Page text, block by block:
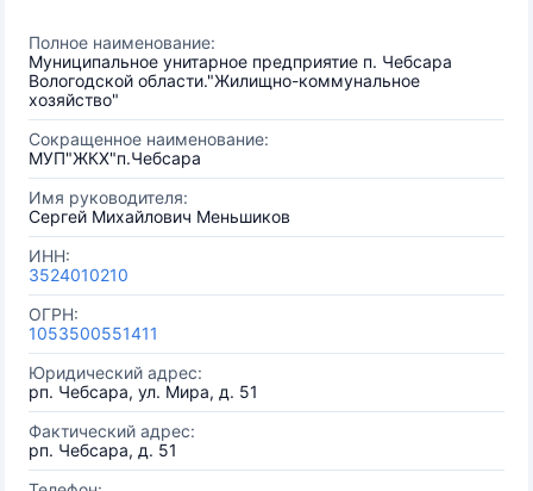
Полное наименование:
Муниципальное унитарное предприятие п. Чебсара
Вологодской области."Жилищно-коммунальное
хозяйство"
Сокращенное наименование:
МУП"ЖКХ"п.Чебсара
Имя руководителя:
Сергей Михайлович Меньшиков
ИНН:
3524010210
ОГРН:
1053500551411
Юридический адрес:
рп. Чебсара, ул. Мира, д. 51
Фактический адрес:
рп. Чебсара, д. 51